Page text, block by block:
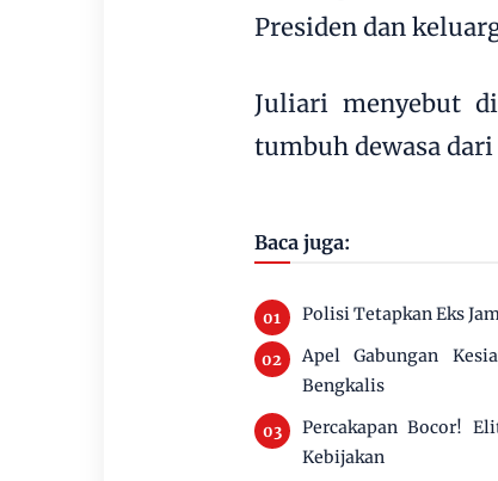
Presiden dan
Juliari menyebut
tumbuh dewasa
Baca juga:
Polisi Tetapkan Eks
Apel Gabungan
Bengkalis
Percakapan Bocor!
Kebijakan